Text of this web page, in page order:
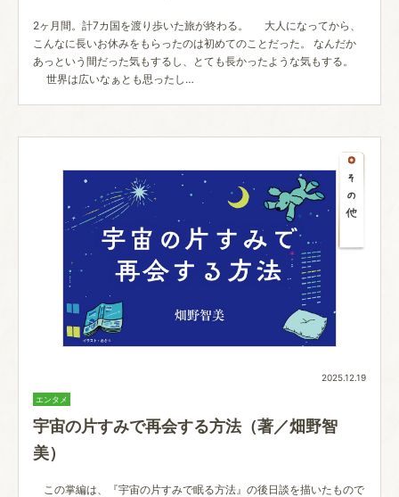
2ヶ月間。計7カ国を渡り歩いた旅が終わる。 大人になってから、
こんなに長いお休みをもらったのは初めてのことだった。 なんだか
あっという間だった気もするし、とても長かったような気もする。
世界は広いなぁとも思ったし…
2025.12.19
エンタメ
宇宙の片すみで再会する方法（著／畑野智
美）
この掌編は、『宇宙の片すみで眠る方法』の後日談を描いたもので